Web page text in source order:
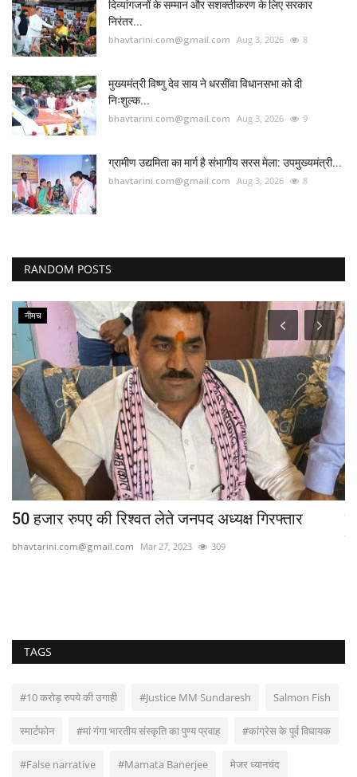
दिव्यांगजनों के सम्मान और सशक्तीकरण के लिए सरकार
निरंतर...
bhavtarini.com@gmail.com Aug 3, 2026 8
मुख्यमंत्री विष्णु देव साय ने धरसींवा विधानसभा को दी
निःशुल्क...
bhavtarini.com@gmail.com Aug 3, 2026 9
ग्रामीण उद्यमिता का मार्ग है संभागीय सरस मेला: उपमुख्यमंत्री...
bhavtarini.com@gmail.com Aug 3, 2026 8
RANDOM POSTS
नीमच
50 हजार रुपए की रिश्वत लेते जनपद अध्यक्ष गिरफ्तार
bhavtarini.com@gmail.com Mar 27, 2023 309
TAGS
#10 करोड़ रुपये की उगाही #Justice MM Sundaresh Salmon Fish
स्मार्टफोन #मां गंगा भारतीय संस्कृति का पुण्य प्रवाह #कांग्रेस के पूर्व विधायक
#False narrative #Mamata Banerjee मेजर ध्यानचंद